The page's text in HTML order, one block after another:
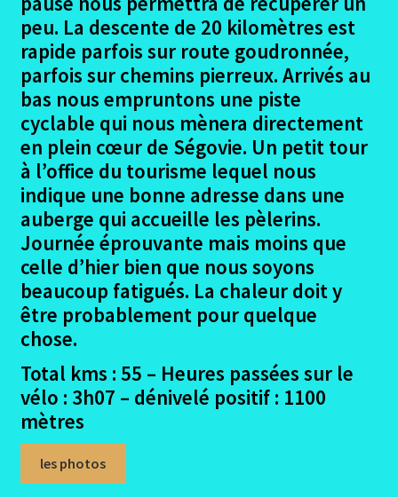
menu
enfant
Eurovelo6
Ouvrir
le
menu
enfant
Autres trajets VTT
Ouvrir
le
enfant
Randonnées pédestres
le
menu
Me contacter
peu. La descente de 20 kilomètres est
rapide parfois sur route goudronnée,
parfois sur chemins pierreux. Arrivés au
bas nous empruntons une piste
cyclable qui nous mènera directement
en plein cœur de Ségovie. Un petit tour
à l’office du tourisme lequel nous
indique une bonne adresse dans une
auberge qui accueille les pèlerins.
Journée éprouvante mais moins que
celle d’hier bien que nous soyons
beaucoup fatigués. La chaleur doit y
être probablement pour quelque
chose.
Total kms : 55 – Heures passées sur le
vélo : 3h07 – dénivelé positif : 1100
mètres
les photos